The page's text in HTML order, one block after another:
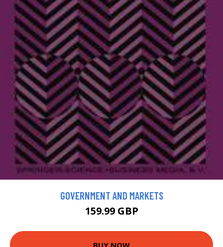
GOVERNMENT AND MARKETS
159.99 GBP
BUY NOW